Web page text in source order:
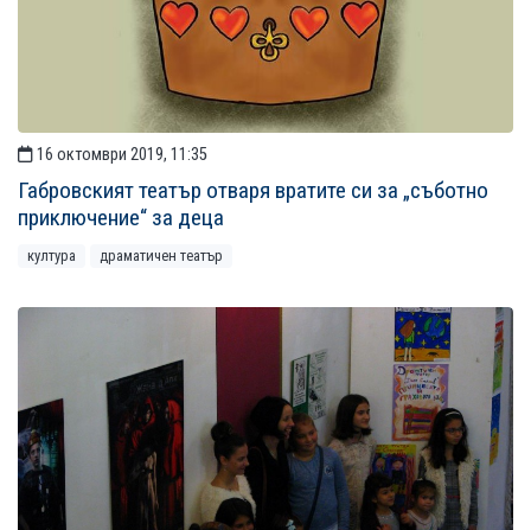
16 октомври 2019, 11:35
Габровският театър отваря вратите си за „съботно
приключение“ за деца
култура драматичен театър